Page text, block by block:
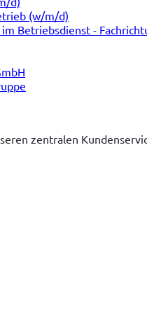
(w/m/d)
Betriebsdienst -
zentralen